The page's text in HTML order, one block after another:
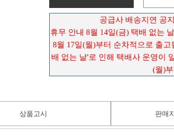
공급사 배송지연 공
휴무 안내 8월 14일(금) 택배 없는
8월 17일(월)부터 순차적으로 출
배 없는 날'로 인해 택배사 운영이
(월)
상품고시 판매